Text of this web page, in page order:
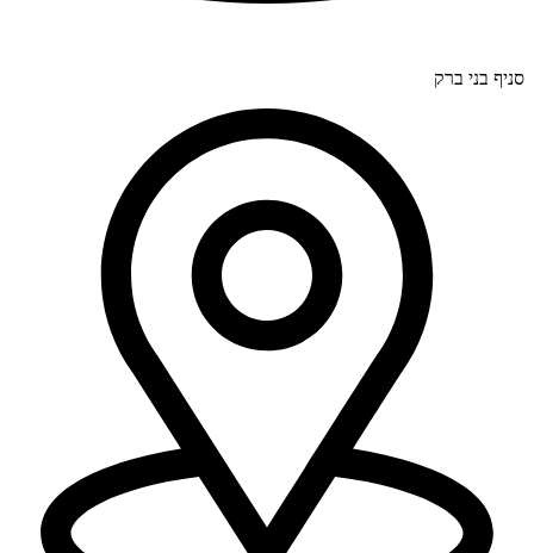
סניף בני ברק